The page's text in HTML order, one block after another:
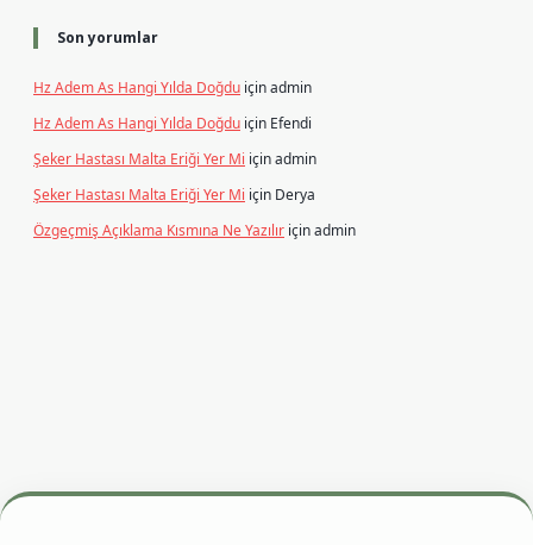
Son yorumlar
Hz Adem As Hangi Yılda Doğdu içinadmin
Hz Adem As Hangi Yılda Doğdu için Efendi
Şeker Hastası Malta Eriği Yer Mi içinadmin
Şeker Hastası Malta Eriği Yer Mi için Derya
Özgeçmiş Açıklama Kısmına Ne Yazılır içinadmin
betexper.xyzm elexbet